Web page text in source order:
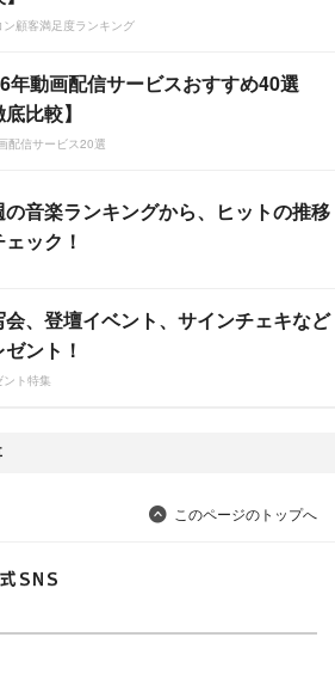
ン顧客満足度ランキング
年動画配信サービスおすすめ40選
底比較】
配信サービス20選
の音楽ランキングから、ヒットの推移
ック！
会、登壇イベント、サインチェキなど
ント！
ント特集
このページのトップへ